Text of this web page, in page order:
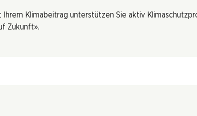
Klimabeitrag unterstützen Sie aktiv
Zukunft».